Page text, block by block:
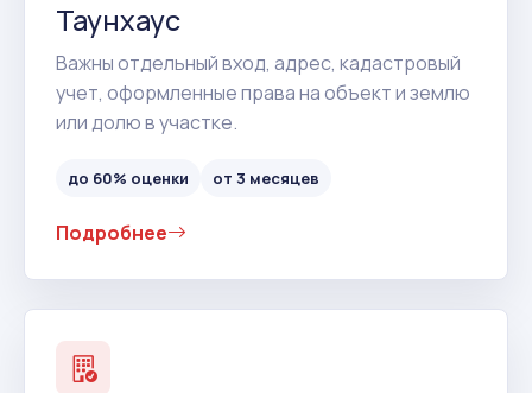
Таунхаус
Важны отдельный вход, адрес, кадастровый
учет, оформленные права на объект и землю
или долю в участке.
до 60% оценки от 3 месяцев
Подробнее